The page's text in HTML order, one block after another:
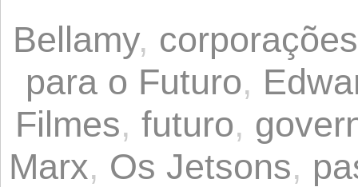
Bellamy, corporações
para o Futuro,
Filmes, futuro,
Marx, Os Jetsons,